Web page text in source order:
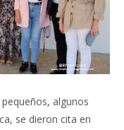
algunos
se dieron cita en